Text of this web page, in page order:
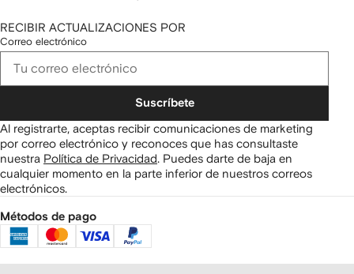
RECIBIR ACTUALIZACIONES POR
Correo electrónico
Suscríbete
Al registrarte, aceptas recibir comunicaciones de marketing
por correo electrónico y reconoces que has consultaste
nuestra Política de Privacidad Puedes darte de baja en
cualquier momento en la parte inferior de nuestros correos
electrónicos.
Métodos de pago